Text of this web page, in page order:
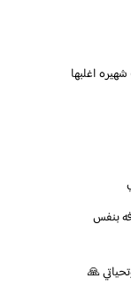
اغلبها
مطعم الشرفه بنفس
🙏